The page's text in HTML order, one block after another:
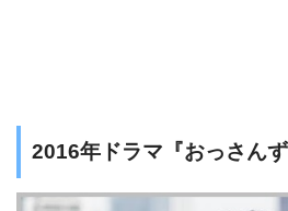
2016年ドラマ『おっさんず